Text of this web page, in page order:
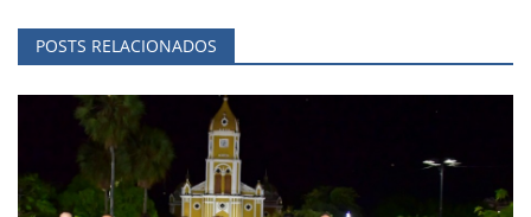
POSTS RELACIONADOS